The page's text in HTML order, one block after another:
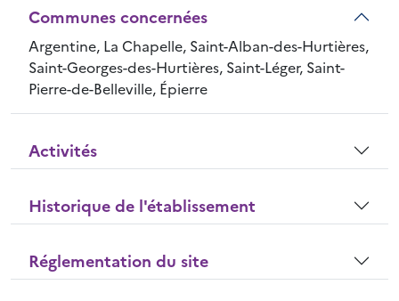
Communes concernées
Argentine, La Chapelle, Saint-Alban-des-Hurtières,
Saint-Georges-des-Hurtières, Saint-Léger, Saint-
Pierre-de-Belleville, Épierre
Activités
Historique de l'établissement
Réglementation du site